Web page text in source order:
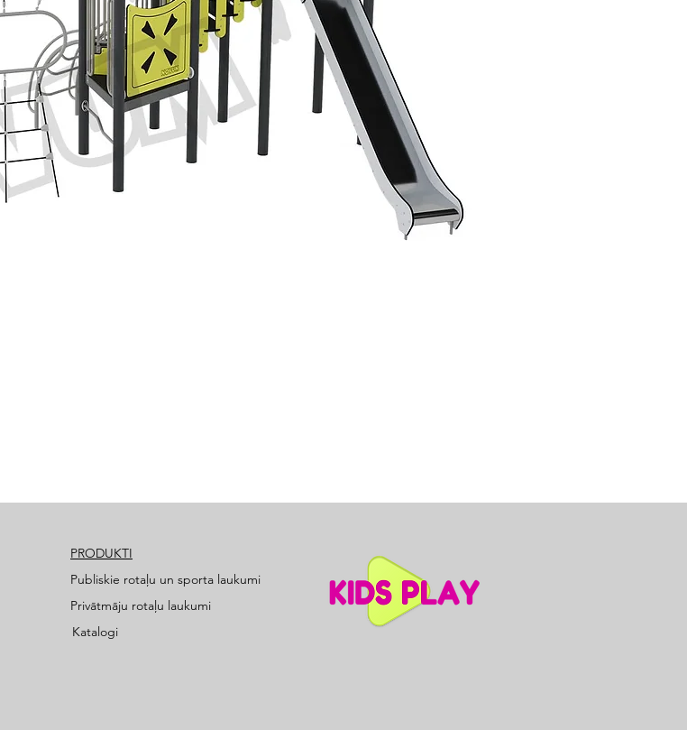
PRODUKTI
Publiskie rotaļu un sporta laukumi
Privātmāju rotaļu laukumi
Katalogi